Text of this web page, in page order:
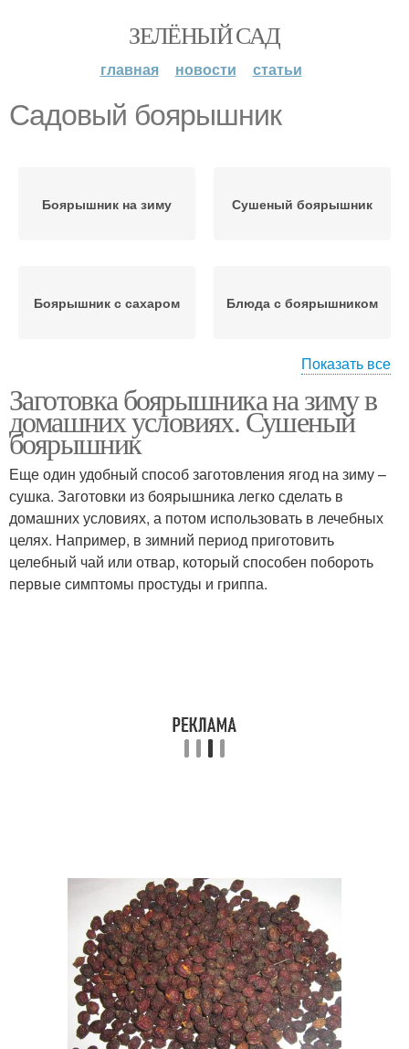
ЗЕЛЁНЫЙ САД
главная новости статьи
Садовый боярышник
Боярышник на зиму Сушеный боярышник
Боярышник с сахаром Блюда с боярышником
Боярышник без сахара Компот из боярышника
Варение из
боярышника
Показать все
Заготовка боярышника на зиму в
домашних условиях. Сушеный
боярышник
Еще один удобный способ заготовления ягод на зиму –
сушка. Заготовки из боярышника легко сделать в
домашних условиях, а потом использовать в лечебных
целях. Например, в зимний период приготовить
целебный чай или отвар, который способен побороть
первые симптомы простуды и гриппа.